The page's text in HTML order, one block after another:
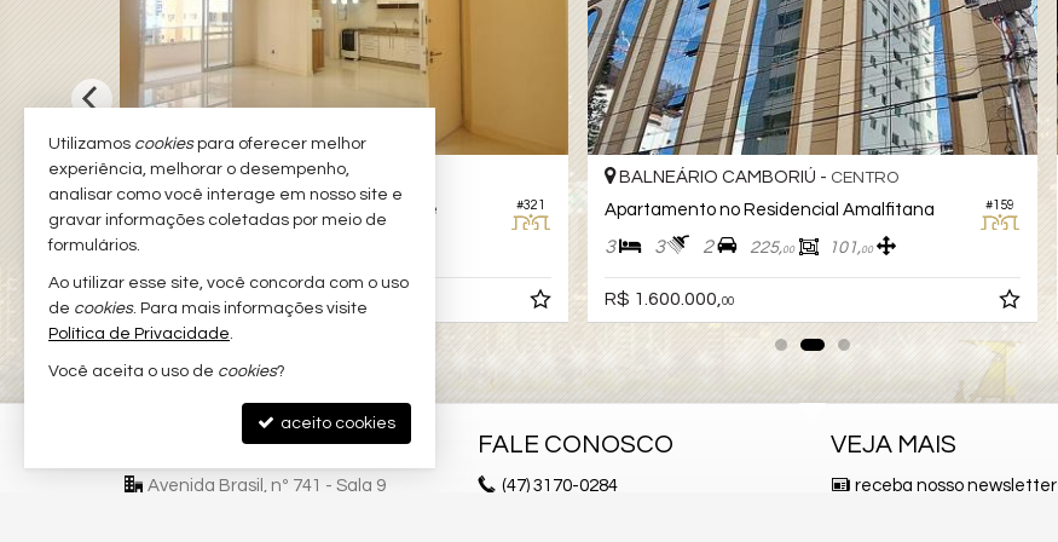
#321
BALNEÁRIO CAMBORIÚ -
Apartamento no Edifício Costa Norte
3
R$ 1.990.000,
#159
BALNEÁRIO CAMBORIÚ - CENTRO
Apartamento no Residencial Amalfitana
3 3 2 225,00 101,00
R$ 1.600.000,00
ELEGANC IMÓVEIS
Avenida Brasil, nº 741 - Sala 9
FALE CONOSCO
(47)3170-0284
VEJA MAIS
receba nosso newsletter
Utilizamos cookiespara oferecer melhor
experiência, melhorar o desempenho,
analisar como você interage em nosso site e
gravar informações coletadas por meio de
formulários.
Ao utilizar esse site, você concorda com o uso
de cookies. Para mais informações visite
Política de Privacidade.
Você aceita o uso de cookies?
aceito cookies